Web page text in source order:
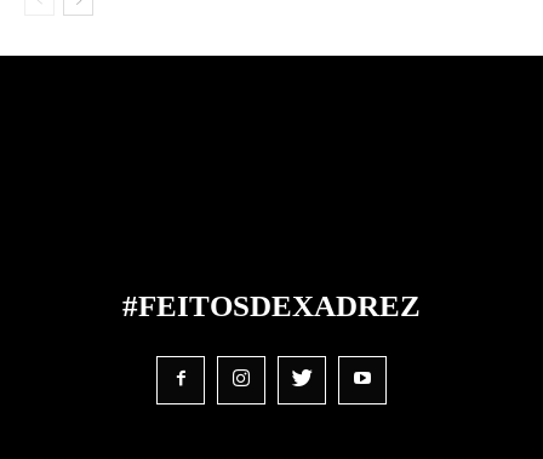
#FEITOSDEXADREZ